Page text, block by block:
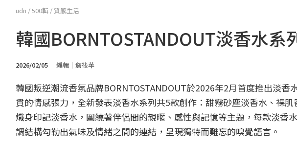
udn /500輯 / 質感生活
韓國BORNTOSTANDOUT淡香水
2026/02/05 編輯｜詹筱苹
韓國叛逆潮流香氛品牌BORNTOSTANDOUT於2026年2月首度推出淡
貫的情感張力，全新發表淡香水系列共5款創作：甜霧砂塵淡香水、裸
熾身印記淡香水，圍繞著伴侶間的親暱、感性與記憶等主題，每款淡香
調結構勾勒出氣味及情緒之間的連結，呈現獨特而難忘的嗅覺語言。